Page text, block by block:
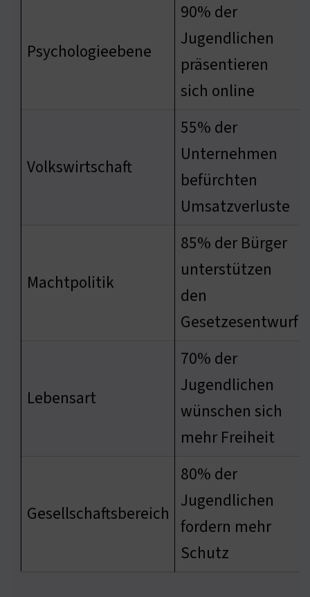
Psychologieebene
90% der
Jugendlichen
präsentieren
sich online
Volkswirtschaft
55% der
Unternehmen
befürchten
Umsatzverluste
Machtpolitik
85% der Bürger
unterstützen
den
Gesetzesentwurf
Lebensart
70% der
Jugendlichen
wünschen sich
mehr Freiheit
Gesellschaftsbereich
80% der
Jugendlichen
fordern mehr
Schutz